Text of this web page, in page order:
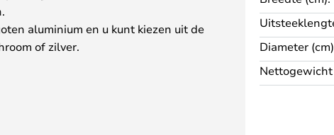
aluminium en u kunt kiezen uit de
of zilver.
lampen, dus u moet
Diameter
Nettogewicht